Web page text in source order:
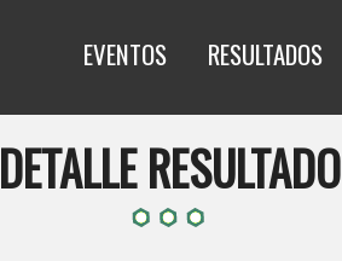
EVENTOS RESULTADOS
DETALLE RESULTADO